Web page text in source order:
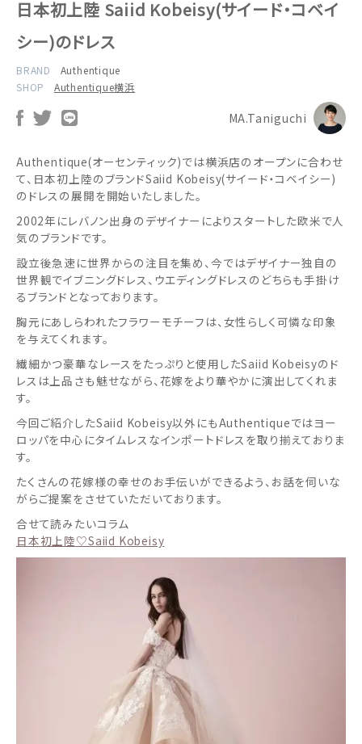
日本初上陸 Saiid Kobeisy(サイード・コベイ
シー)のドレス
BRAND
Authentique
SHOP
Authentique横浜
MA.Taniguchi
Authentique(オーセンティック)では横浜店のオープンに合わせ
て、日本初上陸のブランドSaiid Kobeisy(サイード・コベイシー)
のドレスの展開を開始いたしました。
2002年にレバノン出身のデザイナーによりスタートした欧米で人
気のブランドです。
設立後急速に世界からの注目を集め、今ではデザイナー独自の
世界観でイブニングドレス、ウエディングドレスのどちらも手掛け
るブランドとなっております。
胸元にあしらわれたフラワーモチーフは、女性らしく可憐な印象
を与えてくれます。
繊細かつ豪華なレースをたっぷりと使用したSaiid Kobeisyのド
レスは上品さも魅せながら、花嫁をより華やかに演出してくれま
す。
今回ご紹介したSaiid Kobeisy以外にもAuthentiqueではヨー
ロッパを中心にタイムレスなインポートドレスを取り揃えておりま
す。
たくさんの花嫁様の幸せのお手伝いができるよう、お話を伺いな
がらご提案をさせていただいております。
合せて読みたいコラム
日本初上陸♡Saiid Kobeisy